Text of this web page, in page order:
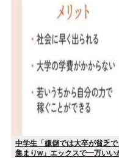
中学生「嫌儲では大卒が貧乏
集まりw」エックスで一万いい